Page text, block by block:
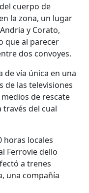
cuerpo de
la zona, un lugar
y Corato,
que al parecer
dos convoyes.
de vía única en una
de las televisiones
de rescate
del cual
horas locales
Ferrovie dello
a trenes
una compañía